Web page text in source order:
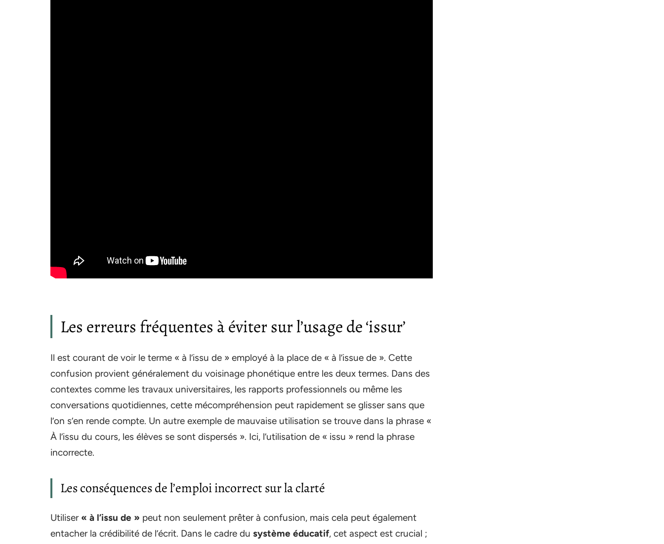
Les erreurs fréquentes à éviter sur l’usage de ‘issur’
Il est courant de voir le terme « à l’issu de » employé à la place de « à l’issue de ». Cette
confusion provient généralement du voisinage phonétique entre les deux termes. Dans des
contextes comme les travaux universitaires, les rapports professionnels ou même les
conversations quotidiennes, cette mécompréhension peut rapidement se glisser sans que
l’on s’en rende compte. Un autre exemple de mauvaise utilisation se trouve dans la phrase «
À l’issu du cours, les élèves se sont dispersés ». Ici, l’utilisation de « issu » rend la phrase
incorrecte.
Les conséquences de l’emploi incorrect sur la clarté
Utiliser « à l’issu de » peut non seulement prêter à confusion, mais cela peut également
entacher la crédibilité de l’écrit. Dans le cadre du système éducatif, cet aspect est crucial ;